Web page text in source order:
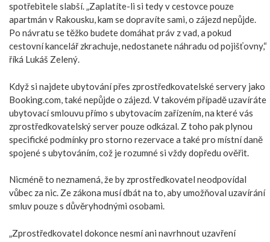
spotřebitele slabší. „Zaplatíte-li si tedy v cestovce pouze
apartmán v Rakousku, kam se dopravíte sami, o zájezd nepůjde.
Po návratu se těžko budete domáhat práv z vad, a pokud
cestovní kancelář zkrachuje, nedostanete náhradu od pojišťovny,“
říká Lukáš Zelený.
Když si najdete ubytování přes zprostředkovatelské servery jako
Booking.com, také nepůjde o zájezd. V takovém případě uzavíráte
ubytovací smlouvu přímo s ubytovacím zařízením, na které vás
zprostředkovatelský server pouze odkázal. Z toho pak plynou
specifické podmínky pro storno rezervace a také pro místní daně
spojené s ubytováním, což je rozumné si vždy dopředu ověřit.
Nicméně to neznamená, že by zprostředkovatel neodpovídal
vůbec za nic. Ze zákona musí dbát na to, aby umožňoval uzavírání
smluv pouze s důvěryhodnými osobami.
„Zprostředkovatel dokonce nesmí ani navrhnout uzavření